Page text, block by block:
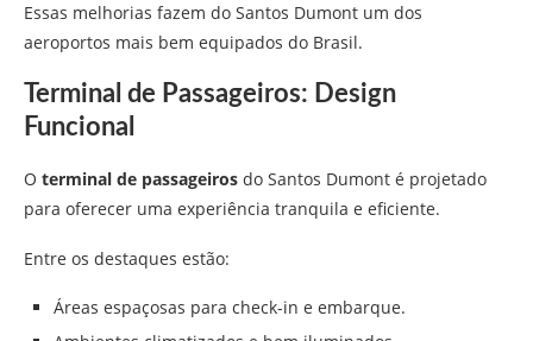
Essas melhorias fazem do Santos Dumont um dos
aeroportos mais bem equipados do Brasil.
Terminal de Passageiros: Design
Funcional
O terminal de passageiros do Santos Dumont é projetado
para oferecer uma experiência tranquila e eficiente.
Entre os destaques estão:
Áreas espaçosas para check-in e embarque.